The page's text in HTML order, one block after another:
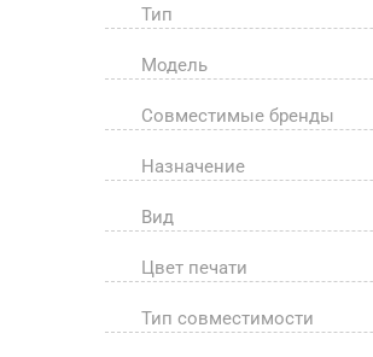
Тип
Модель
Совместимые бренды
Назначение
Вид
Цвет печати
Тип совместимости